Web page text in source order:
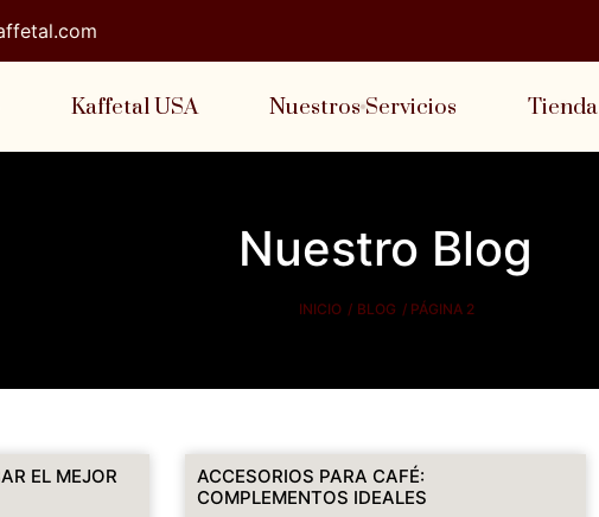
Kaffetal USA Nuestros Servicios Tienda
Nuestro Blog
INICIO / BLOG / PÁGINA 2
EL MEJOR
ACCESORIOS PARA CAFÉ:
COMPLEMENTOS IDEALES